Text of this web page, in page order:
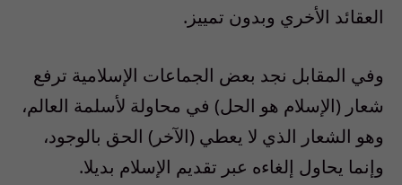
العقائد الأخري وبدون تمييز.
وفي المقابل نجد بعض الجماعات الإسلامية ترفع
شعار (الإسلام هو الحل) في محاولة لأسلمة العالم،
وهو الشعار الذي لا يعطي (الآخر) الحق بالوجود،
وإنما يحاول إلغاءه عبر تقديم الإسلام بديلا.